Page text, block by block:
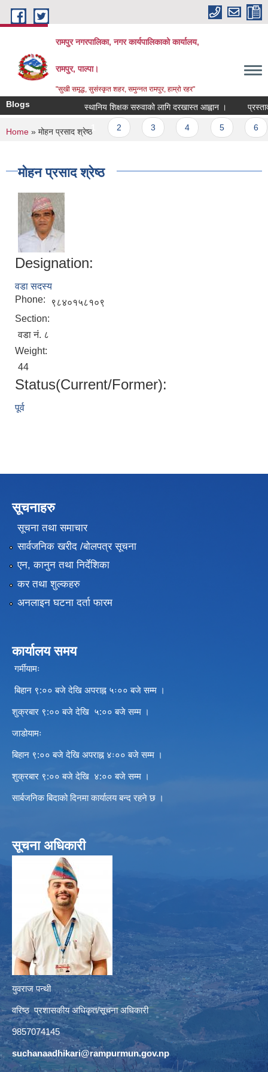
Skip to main content
रामपुर नगरपालिका, नगर कार्यपालिकाको कार्यालय,
रामपुर, पाल्पा।
"सुखी समृद्ध, सुसंस्कृत शहर, समुन्नत रामपुर, हाम्रो रहर"
Blogs स्थानिय शिक्षक सरुवाको लागि दरखास्त आह्वान । प्रस्ताव
Pages
1
You are here
Home » मोहन प्रसाद श्रेष्ठ
मोहन प्रसाद श्रेष्ठ
Designation:
वडा सदस्य
Phone:
९८४०१५८१०९
Section:
वडा नं. ८
Weight:
44
Status(Current/Former):
पूर्व
सूचनाहरु
सूचना तथा समाचार
सार्वजनिक खरीद /बोलपत्र सूचना
एन, कानुन तथा निर्देशिका
कर तथा शुल्कहरु
अनलाइन घटना दर्ता फारम
कार्यालय समय
गर्मीयामः
बिहान ९:०० बजे देखि अपराह्न ५ः०० बजे सम्म ।
शुक्रबार ९:०० बजे देखि ५:०० बजे सम्म ।
जाडोयामः
बिहान ९:०० बजे देखि अपराह्न ४ः०० बजे सम्म ।
शुक्रबार ९:०० बजे देखि ४:०० बजे सम्म ।
सार्बजनिक बिदाको दिनमा कार्यालय बन्द रहने छ ।
सूचना अधिकारी
युवराज पन्थी
वरिष्ठ प्रशासकीय अधिकृत/सूचना अधिकारी
9857074145
suchanaadhikari@rampurmun.gov.np